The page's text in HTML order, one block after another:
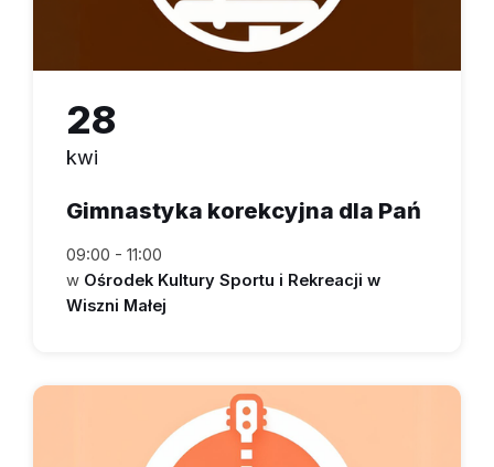
28
kwi
Gimnastyka korekcyjna dla Pań
09:00 - 11:00
w Ośrodek Kultury Sportu i Rekreacji w
Wiszni Małej